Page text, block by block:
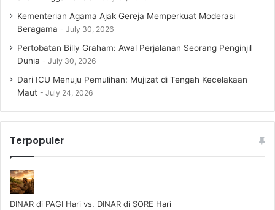
Kementerian Agama Ajak Gereja Memperkuat Moderasi
Beragama
July 30, 2026
Pertobatan Billy Graham: Awal Perjalanan Seorang Penginjil
Dunia
July 30, 2026
Dari ICU Menuju Pemulihan: Mujizat di Tengah Kecelakaan
Maut
July 24, 2026
Terpopuler
DINAR di PAGI Hari vs. DINAR di SORE Hari